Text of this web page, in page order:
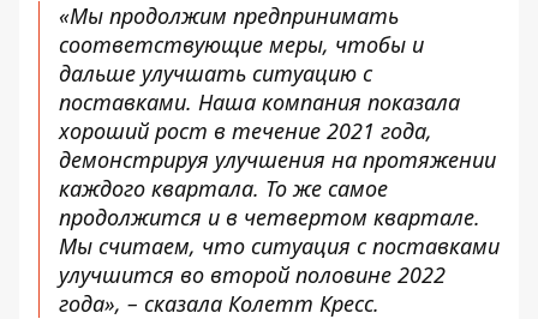
«Мы продолжим предпринимать
соответствующие меры, чтобы и
дальше улучшать ситуацию с
поставками. Наша компания показала
хороший рост в течение 2021 года,
демонстрируя улучшения на протяжении
каждого квартала. То же самое
продолжится и в четвертом квартале.
Мы считаем, что ситуация с поставками
улучшится во второй половине 2022
года», – сказала Колетт Кресс.